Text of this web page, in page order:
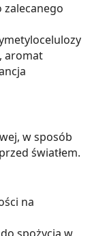
zalecanego
aromat
w sposób
światłem.
na